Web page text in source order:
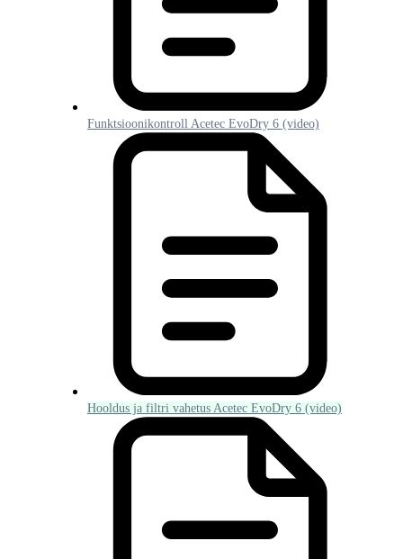
Funktsioonikontroll Acetec EvoDry 6 (video)
Hooldus ja filtri vahetus Acetec EvoDry 6 (video)